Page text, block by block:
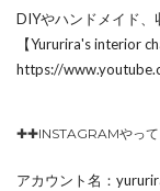
DIYやハンドメイド、
【Yururira's interior
https://
✚✚INSTAGRAMやっ
アカウント名：